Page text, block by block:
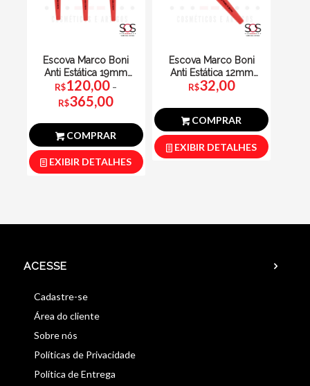
Escova Marco Boni
Anti Estática 19mm
Cores Sortidas
R$120,00 –
R$365,00de
preço:
R$120,00
COMPRAR
EXIBIR DETALHES
Escova Marco Boni
Anti Estática 12mm
Cores Sortidas
R$32,00
COMPRAR
EXIBIR DETALHES
ACESSE
Cadastre-se
Área do cliente
Sobre nós
Políticas de Privacidade
Política de Entrega